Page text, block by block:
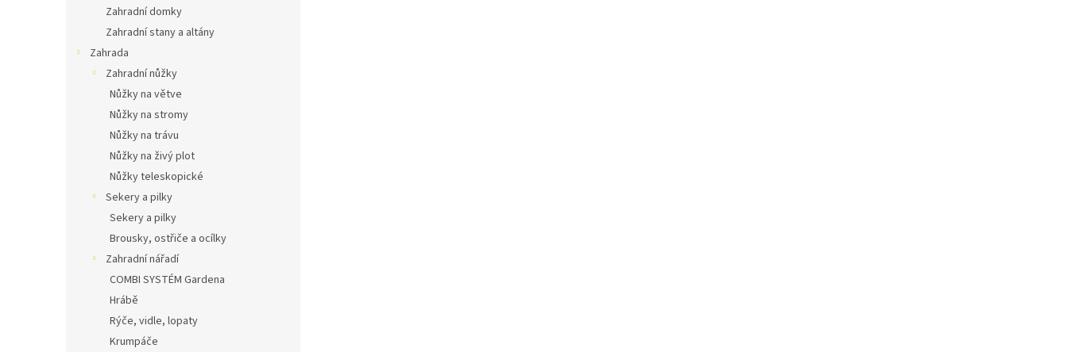
Zahradní domky
Zahradní stany a altány
Zahrada
Zahradní nůžky
Nůžky na větve
Nůžky na stromy
Nůžky na trávu
Nůžky na živý plot
Nůžky teleskopické
Sekery a pilky
Sekery a pilky
Brousky, ostřiče a ocílky
Zahradní nářadí
COMBI SYSTÉM Gardena
Hrábě
Rýče, vidle, lopaty
Krumpáče